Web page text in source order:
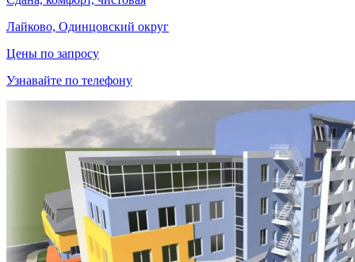
Лайково, Одинцовский округ
Цены по запросу
Узнавайте по телефону